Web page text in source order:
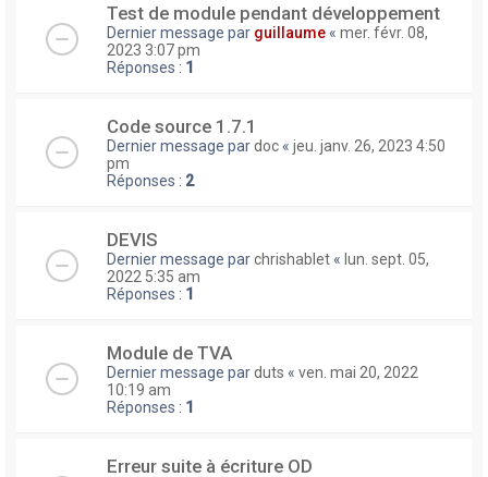
Test de module pendant développement
Dernier message par guillaume « mer. févr. 08,
2023 3:07 pm
Réponses : 1
Code source 1.7.1
Dernier message pardoc « jeu. janv. 26, 2023 4:50
pm
Réponses : 2
DEVIS
Dernier message parchrishablet « lun. sept. 05,
2022 5:35 am
Réponses : 1
Module de TVA
Dernier message parduts « ven. mai 20, 2022
10:19 am
Réponses : 1
Erreur suite à écriture OD